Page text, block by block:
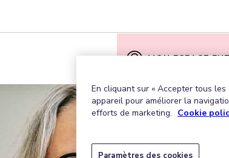
MON ESPACE
En cliquant sur « Accepter tous
appareil pour améliorer la
efforts de marketing. Cookie
Paramètres des cookies